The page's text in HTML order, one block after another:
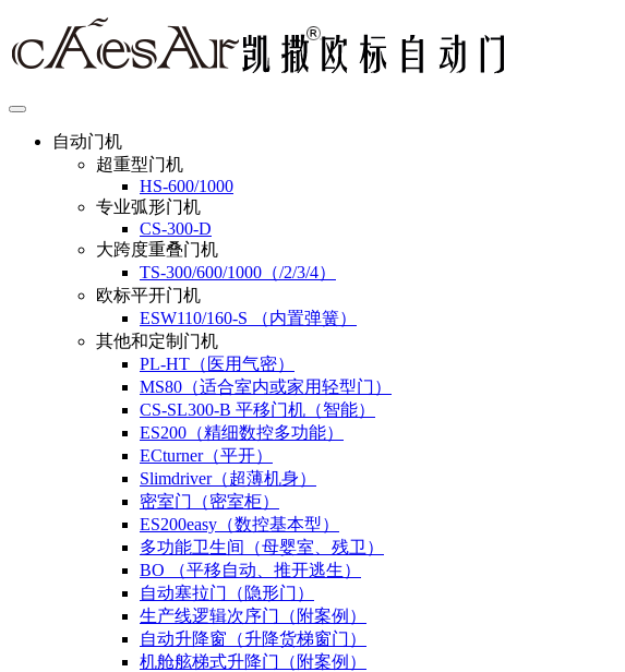
自动门机
超重型门机
HS-600/1000
专业弧形门机
CS-300-D
大跨度重叠门机
TS-300/600/1000（/2/3/4）
欧标平开门机
ESW110/160-S （内置弹簧）
其他和定制门机
PL-HT（医用气密）
MS80（适合室内或家用轻型门）
CS-SL300-B 平移门机（智能）
ES200（精细数控多功能）
ECturner（平开）
Slimdriver（超薄机身）
密室门（密室柜）
ES200easy（数控基本型）
多功能卫生间（母婴室、残卫）
BO （平移自动、推开逃生）
自动塞拉门（隐形门）
生产线逻辑次序门（附案例）
自动升降窗（升降货梯窗门）
机舱舷梯式升降门（附案例）